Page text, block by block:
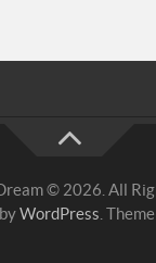
明
© 2026. All
WordPress .